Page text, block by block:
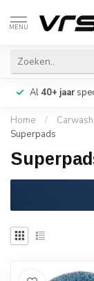
MENU
Al 40+ jaar
Home /
Superpads